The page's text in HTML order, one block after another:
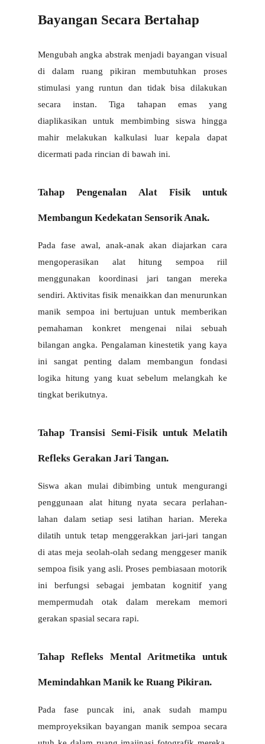
Bayangan Secara Bertahap
Mengubah angka abstrak menjadi bayangan visual
di dalam ruang pikiran membutuhkan proses
stimulasi yang runtun dan tidak bisa dilakukan
secara instan. Tiga tahapan emas yang
diaplikasikan untuk membimbing siswa hingga
mahir melakukan kalkulasi luar kepala dapat
dicermati pada rincian di bawah ini.
Tahap Pengenalan Alat Fisik untuk
Membangun Kedekatan Sensorik Anak.
Pada fase awal, anak-anak akan diajarkan cara
mengoperasikan alat hitung sempoa riil
menggunakan koordinasi jari tangan mereka
sendiri. Aktivitas fisik menaikkan dan menurunkan
manik sempoa ini bertujuan untuk memberikan
pemahaman konkret mengenai nilai sebuah
bilangan angka. Pengalaman kinestetik yang kaya
ini sangat penting dalam membangun fondasi
logika hitung yang kuat sebelum melangkah ke
tingkat berikutnya.
Tahap Transisi Semi-Fisik untuk Melatih
Refleks Gerakan Jari Tangan.
Siswa akan mulai dibimbing untuk mengurangi
penggunaan alat hitung nyata secara perlahan-
lahan dalam setiap sesi latihan harian. Mereka
dilatih untuk tetap menggerakkan jari-jari tangan
di atas meja seolah-olah sedang menggeser manik
sempoa fisik yang asli. Proses pembiasaan motorik
ini berfungsi sebagai jembatan kognitif yang
mempermudah otak dalam merekam memori
gerakan spasial secara rapi.
Tahap Refleks Mental Aritmetika untuk
Memindahkan Manik ke Ruang Pikiran.
Pada fase puncak ini, anak sudah mampu
memproyeksikan bayangan manik sempoa secara